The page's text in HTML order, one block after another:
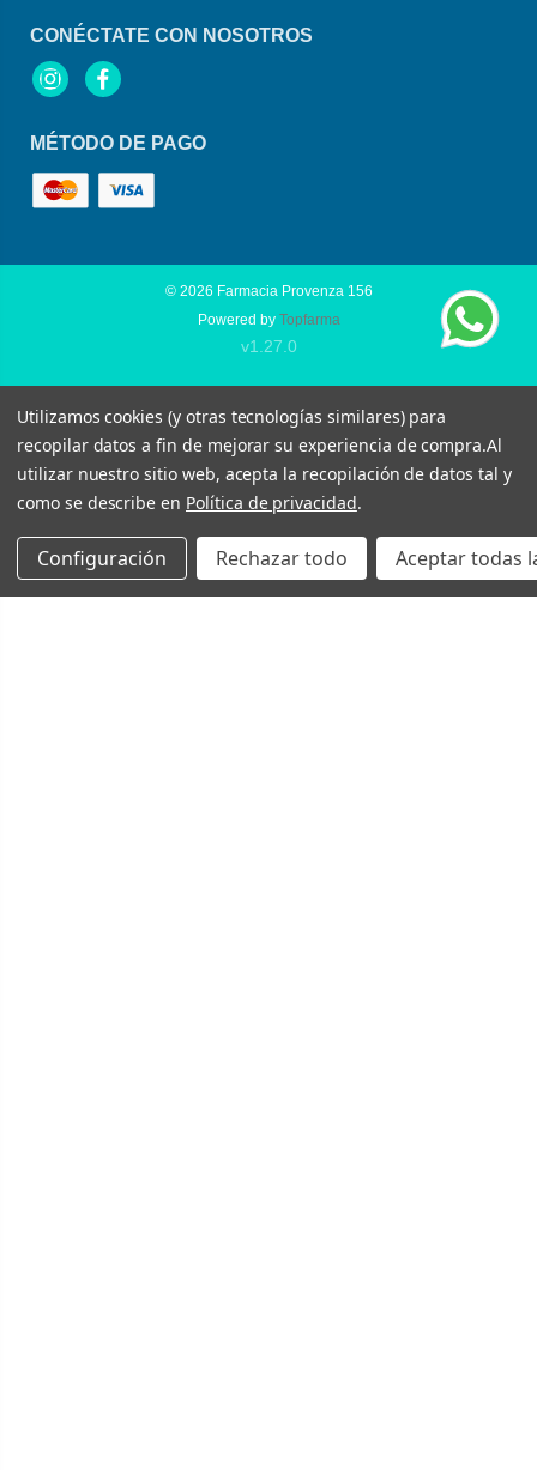
CONÉCTATE CON NOSOTROS
InstagramFacebook
MÉTODO DE PAGO
© 2026 Farmacia Provenza 156
Powered by Topfarma
v1.27.0
Utilizamos cookies (y otras tecnologías similares) para
recopilar datos a fin de mejorar su experiencia de compra.Al
utilizar nuestro sitio web, acepta la recopilación de datos tal y
como se describe en Política de privacidad.
Configuración Rechazar todo Aceptar todas